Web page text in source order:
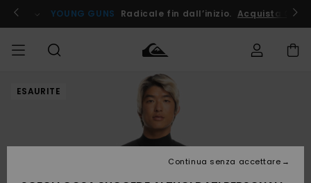
informazioni
prodotto
! YOUNG GUNS Radicale fin dall’inizio. Acquista Ora
UOMO Abbigliamento
Accessori
Abbigliamento
Accessori
Nuovi
Surf Shop
Uomo
Shop
Uomo
Outlet
Uomo
Accedi al tuo
Spedizione
ESAURITE
Continua senza accettare